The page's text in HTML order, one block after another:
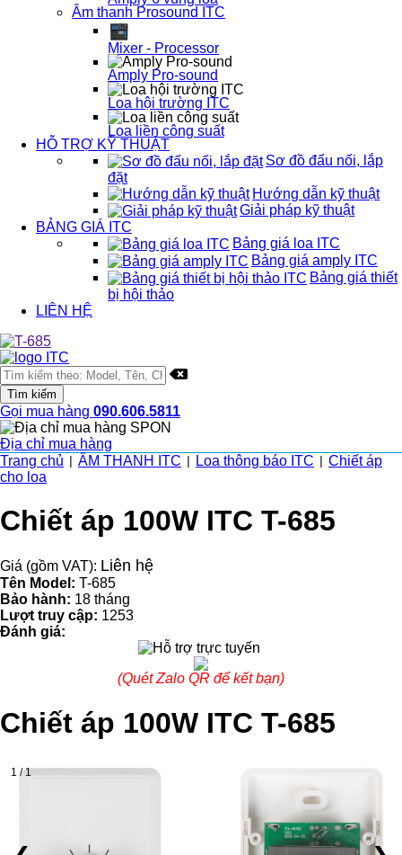
Âm thanh Prosound ITC
Mixer - Processor
Amply Pro-sound
Loa hội trường ITC
Loa liền công suất
HỖ TRỢ KỸ THUẬT
Sơ đồ đấu nối, lắp
đặt
Hướng dẫn kỹ thuật
Giải pháp kỹ thuật
BẢNG GIÁ ITC
Bảng giá loa ITC
Bảng giá amply ITC
Bảng giá thiết
bị hội thảo
LIÊN HỆ
Gọi mua hàng 090.606.5811
Địa chỉ mua hàng
Trang chủ
ÂM THANH ITC Loa thông báo ITC
Chiết áp
cho loa
Chiết áp 100W ITC T-685
Giá (gồm VAT): Liên hệ
Tên Model: T-685
Bảo hành: 18 tháng
Lượt truy cập: 1253
Đánh giá:
(Quét Zalo QR để kết bạn)
Chiết áp 100W ITC T-685
1 / 1